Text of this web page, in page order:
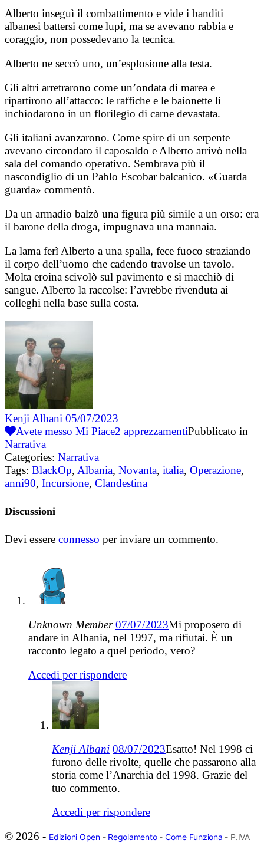
Alberto inseguì il combattimento e vide i banditi
albanesi battersi come lupi, ma se avevano rabbia e
coraggio, non possedevano la tecnica.
Alberto ne seccò uno, un’esplosione alla testa.
Gli altri arretrarono come un’ondata di marea e
ripartirono all’attacco: le raffiche e le baionette li
inchiodarono in un florilegio di carne devastata.
Gli italiani avanzarono. Come spire di un serpente
avevano circondato il caposaldo e Alberto arrivò nella
sala del comando operativo. Sembrava più il
nascondiglio di un Pablo Escobar balcanico. «Guarda
guarda» commentò.
Da un armadio balzò una figura più simile a un orso: era
il barone della droga, impugnava una mannaia.
La lama ferì Alberto a una spalla, fece fuoco straziando
il corpo dell’uomo che cadendo travolse un tavolo.
Molta eroina scivolò sul pavimento e si macchiò di
sangue. Alberto la raccolse: l’avrebbe rivenduta ai
colleghi nella base sulla costa.
Kenji Albani 05/07/2023
Avete messo Mi Piace2 apprezzamentiPubblicato in
Narrativa
Categories: Narrativa
Tags: BlackOp, Albania, Novanta, italia, Operazione,
anni90, Incursione, Clandestina
Discussioni
Devi essere connesso per inviare un commento.
Unknown Member 07/07/2023Mi proposero di
andare in Albania, nel 1997, ma rifiutai. È un
racconto legato a quel periodo, vero?
Accedi per rispondere
Kenji Albani 08/07/2023Esatto! Nel 1998 ci
furono delle rivolte, quelle che passarono alla
storia come l’Anarchia del 1998. Grazie del
tuo commento.
Accedi per rispondere
© 2026 - Edizioni Open- Regolamento- Come Funziona - P.IVA